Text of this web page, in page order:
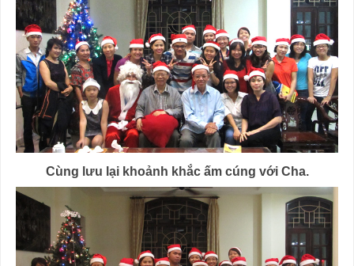
Cùng lưu lại khoảnh khắc ấm cúng với Cha.